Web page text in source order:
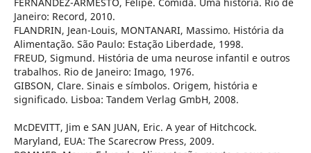
Janeiro: Record, 2010.
FLANDRIN, Jean-Louis, MONTANARI, Massimo. História da
Alimentação. São Paulo: Estação Liberdade, 1998.
FREUD, Sigmund. História de uma neurose infantil e outros
trabalhos. Rio de Janeiro: Imago, 1976.
GIBSON, Clare. Sinais e símbolos. Origem, história e
significado. Lisboa: Tandem Verlag GmbH, 2008.
McDEVITT, Jim e SAN JUAN, Eric. A year of Hitchcock.
Maryland, EUA: The Scarecrow Press, 2009.